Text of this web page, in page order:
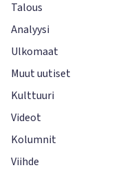
Talous
Analyysi
Ulkomaat
Muut uutiset
Kulttuuri
Videot
Kolumnit
Viihde